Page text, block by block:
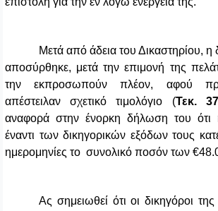
Μετά από άδεια του Δικαστηρίου, η
αποσύρθηκε, μετά την επιμονή της
την εκπροσωπούν πλέον, αφού
απέστειλαν σχετικό τιμολόγιο (Τεκ. 37
αναφορά στην ένορκη δήλωση του ότι
έναντι των δικηγορικών εξόδων τους
ημερομηνίες το συνολικό ποσόν των
Ας σημειωθεί ότι οι δικηγόροι